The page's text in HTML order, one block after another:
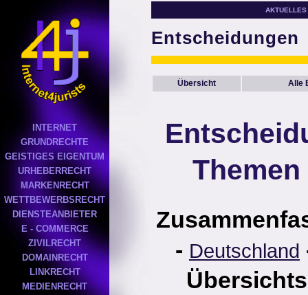
INTERNET
GRUNDRECHTE
GEISTIGES EIGENTUM
URHEBERRECHT
MARKENRECHT
WETTBEWERBSRECHT
DIENSTEANBIETER
E - COMMERCE
ZIVILRECHT
DOMAINRECHT
LINKRECHT
MEDIENRECHT
AKTUELLES
Entscheidungen
Übersicht Alle
- Deutschland